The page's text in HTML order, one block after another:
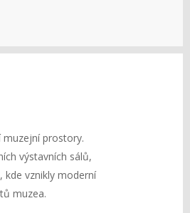
muzejní prostory.
výstavních sálů,
kde vznikly moderní
muzea.